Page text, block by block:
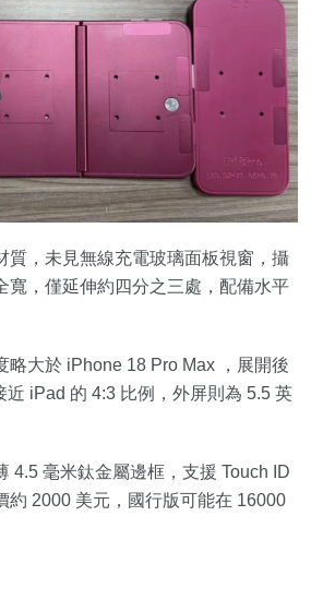
質，未見無線充電玻璃面板視窗，攝
寬，僅延伸約四分之三處，配備水平
略大於 iPhone 18 Pro Max ，展開後
近 iPad 的 4:3 比例，外屏則為 5.5 英
4.5 毫米鈦金屬邊框，支援 Touch ID
約 2000 美元，國行版可能在 16000